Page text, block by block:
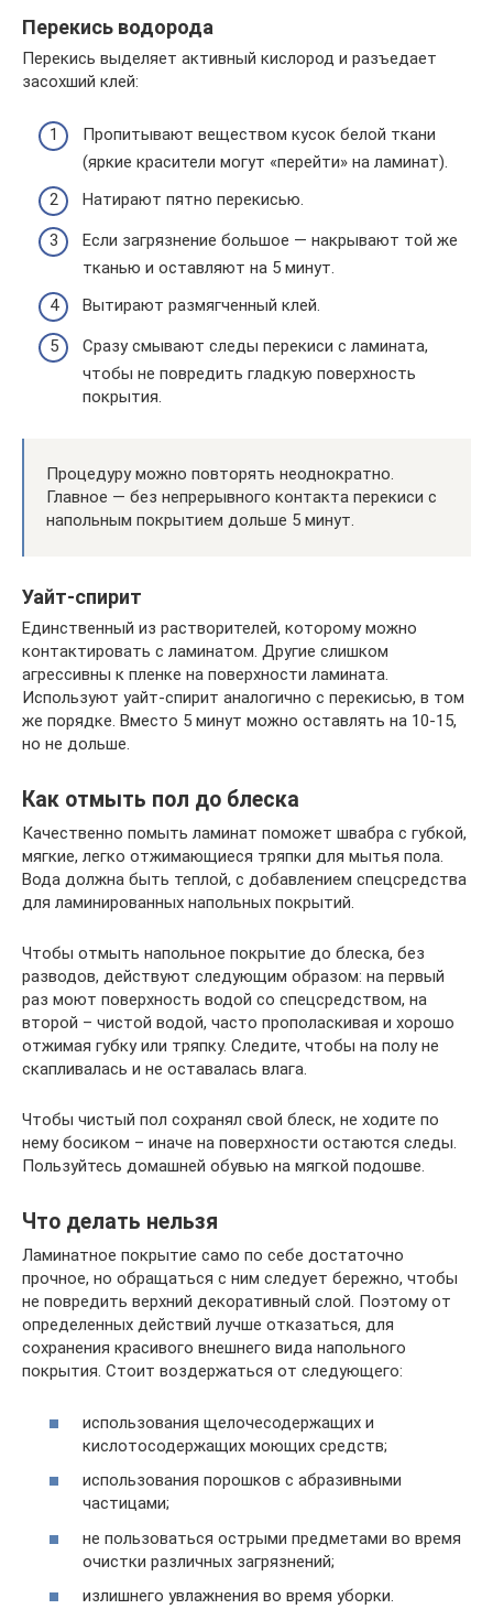
Перекись водорода
Перекись выделяет активный кислород и разъедает
засохший клей:
Пропитывают веществом кусок белой ткани
(яркие красители могут «перейти» на ламинат).
Натирают пятно перекисью.
Если загрязнение большое — накрывают той же
тканью и оставляют на 5 минут.
Вытирают размягченный клей.
Сразу смывают следы перекиси с ламината,
чтобы не повредить гладкую поверхность
покрытия.
Процедуру можно повторять неоднократно.
Главное — без непрерывного контакта перекиси с
напольным покрытием дольше 5 минут.
Уайт-спирит
Единственный из растворителей, которому можно
контактировать с ламинатом. Другие слишком
агрессивны к пленке на поверхности ламината.
Используют уайт-спирит аналогично с перекисью, в том
же порядке. Вместо 5 минут можно оставлять на 10-15,
но не дольше.
Как отмыть пол до блеска
Качественно помыть ламинат поможет швабра с губкой,
мягкие, легко отжимающиеся тряпки для мытья пола.
Вода должна быть теплой, с добавлением спецсредства
для ламинированных напольных покрытий.
Чтобы отмыть напольное покрытие до блеска, без
разводов, действуют следующим образом: на первый
раз моют поверхность водой со спецсредством, на
второй – чистой водой, часто прополаскивая и хорошо
отжимая губку или тряпку. Следите, чтобы на полу не
скапливалась и не оставалась влага.
Чтобы чистый пол сохранял свой блеск, не ходите по
нему босиком – иначе на поверхности остаются следы.
Пользуйтесь домашней обувью на мягкой подошве.
Что делать нельзя
Ламинатное покрытие само по себе достаточно
прочное, но обращаться с ним следует бережно, чтобы
не повредить верхний декоративный слой. Поэтому от
определенных действий лучше отказаться, для
сохранения красивого внешнего вида напольного
покрытия. Стоит воздержаться от следующего:
использования щелочесодержащих и
кислотосодержащих моющих средств;
использования порошков с абразивными
частицами;
не пользоваться острыми предметами во время
очистки различных загрязнений;
излишнего увлажнения во время уборки.